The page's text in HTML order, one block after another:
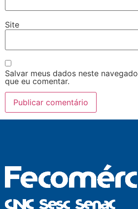
Site
Salvar meus dados neste
que eu comentar.